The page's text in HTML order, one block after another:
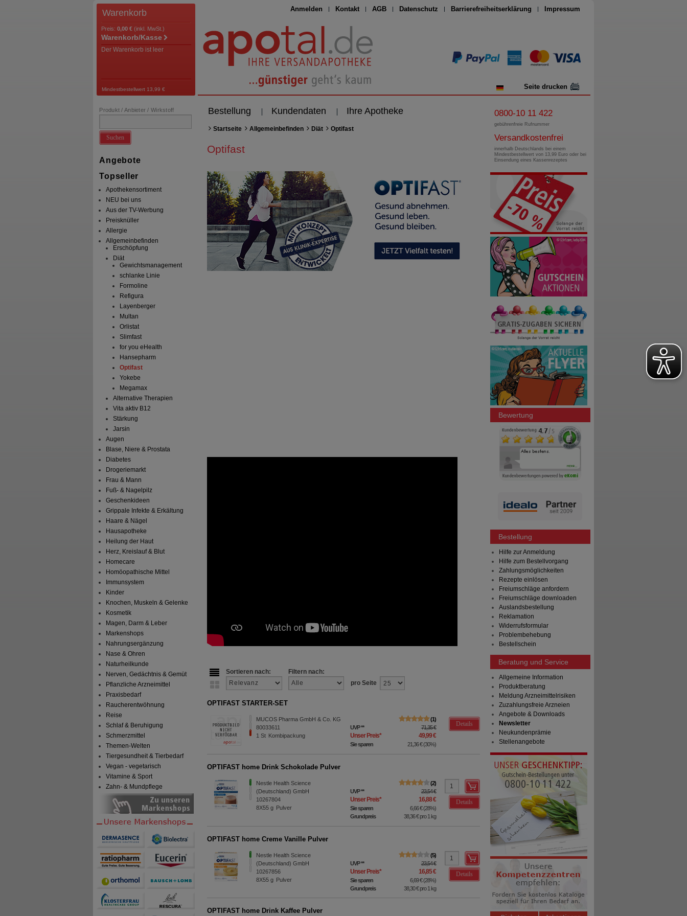
Anmelden Kontakt AGB Datenschutz Barrierefreiheitserklärung Impressum
Seite drucken
Warenkorb
Preis: 0,00 € (inkl. MwSt.)
Warenkorb/Kasse
Der Warenkorb ist leer
Mindestbestellwert 13,99 €
Bestellung Kundendaten Ihre Apotheke
Produkt / Anbieter / Wirkstoff
Suchen
Angebote
Topseller
Apothekensortiment
NEU bei uns
Aus der TV-Werbung
Preisknüller
Allergie
Allgemeinbefinden
Erschöpfung
Diät
Gewichtsmanagement
schlanke Linie
Formoline
Refigura
Layenberger
Multan
Orlistat
Slimfast
for you eHealth
Hansepharm
Optifast
Yokebe
Megamax
Alternative Therapien
Vita aktiv B12
Stärkung
Jarsin
Augen
Blase, Niere & Prostata
Diabetes
Drogeriemarkt
Frau & Mann
Fuß- & Nagelpilz
Geschenkideen
Grippale Infekte & Erkältung
Haare & Nägel
Hausapotheke
Heilung der Haut
Herz, Kreislauf & Blut
Homecare
Homöopathische Mittel
Immunsystem
Kinder
Knochen, Muskeln & Gelenke
Kosmetik
Magen, Darm & Leber
Markenshops
Nahrungsergänzung
Nase & Ohren
Naturheilkunde
Nerven, Gedächtnis & Gemüt
Pflanzliche Arzneimittel
Praxisbedarf
Raucherentwöhnung
Reise
Schlaf & Beruhigung
Schmerzmittel
Themen-Welten
Tiergesundheit & Tierbedarf
Vegan - vegetarisch
Vitamine & Sport
Zahn- & Mundpflege
Startseite Allgemeinbefinden Diät Optifast
Optifast
Sortieren nach:
Filtern nach:
pro Seite
OPTIFAST STARTER-SET
MUCOS Pharma GmbH & Co. KG
80033611
1St Kombipackung
1
UVP** 71,35 €
Unser Preis* 49,99 €
Sie sparen 21,36 €(30%)
Details
OPTIFAST home Drink Schokolade Pulver
Nestle Health Science
(Deutschland) GmbH
10267804
8X55g Pulver
2
UVP** 23,54 €
Unser Preis* 16,88 €
Sie sparen 6,66 €(28%)
Grundpreis
38,36 €pro 1 kg
Details
OPTIFAST home Creme Vanille Pulver
Nestle Health Science
(Deutschland) GmbH
10267856
8X55g Pulver
5
UVP** 23,54 €
Unser Preis* 16,85 €
Sie sparen 6,69 €(28%)
Grundpreis
38,30 €pro 1 kg
Details
OPTIFAST home Drink Kaffee Pulver
0800-10 11 422
gebührenfreie Rufnummer
Versandkostenfrei
innerhalb Deutschlands bei einem
Mindestbestellwert von 13,99 Euro oder bei
Einsendung eines Kassenrezeptes
Bewertung
Bestellung
Hilfe zur Anmeldung
Hilfe zum Bestellvorgang
Zahlungsmöglichkeiten
Rezepte einlösen
Freiumschläge anfordern
Freiumschläge downloaden
Auslandsbestellung
Reklamation
Widerrufsformular
Problembehebung
Bestellschein
Beratung und Service
Allgemeine Information
Produktberatung
Meldung Arzneimittelrisiken
Zuzahlungsfreie Arzneien
Angebote & Downloads
Newsletter
Neukundenprämie
Stellenangebote